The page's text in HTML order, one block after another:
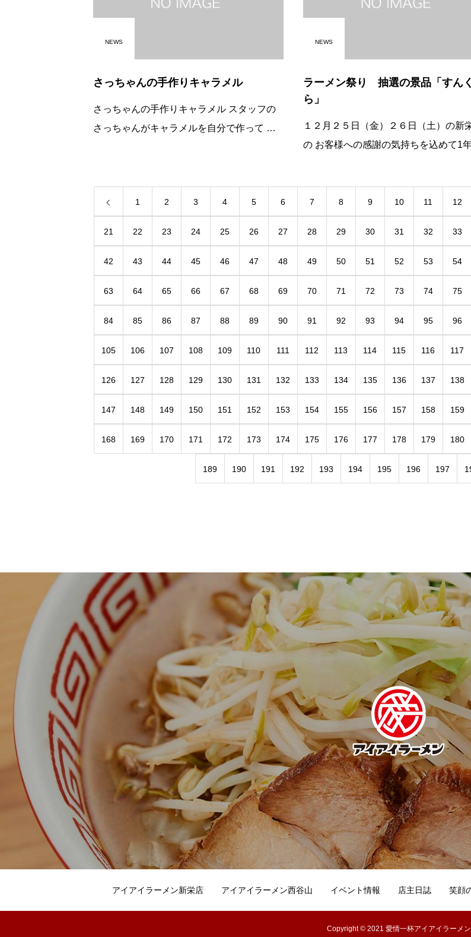
NEWS
さっちゃんの手作りキャラメル
さっちゃんの手作りキャラメル スタッフの
さっちゃんがキャラメルを自分で作って 持
品な味。 包装もカラフルできれ
NEWS
ラーメン祭り 抽選の景品「すん
ら」
１２月２５日（金）２６日（土）の新
の お客様への感謝の気持ちを込めて1年に1
ワイワイ楽しく準備を進めて
1 2 3 4 5 6 7 8 9 10 11 12
21 22 23 24 25 26 27 28 29 30 31 32 33
42 43 44 45 46 47 48 49 50 51 52 53 54
63 64 65 66 67 68 69 70 71 72 73 74 75
84 85 86 87 88 89 90 91 92 93 94 95 96
105 106 107 108 109 110 111 112 113 114 115 116 117
126 127 128 129 130 131 132 133 134 135 136 137 138
147 148 149 150 151 152 153 154 155 156 157 158 159
168 169 170 171 172 173 174 175 176 177 178 179 180
189 190 191 192 193 194 195 196 197
アイアイラーメン新栄店 アイアイラーメン西谷山 イベント情報 店主日誌 笑顔
Copyright © 2021 愛情一杯アイアイラーメン